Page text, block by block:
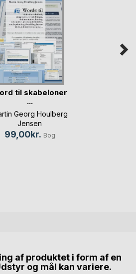
til skabeloner
...
Georg Houlberg
Jensen
99,00kr. Bog
af produktet i form af en
og mål kan variere.